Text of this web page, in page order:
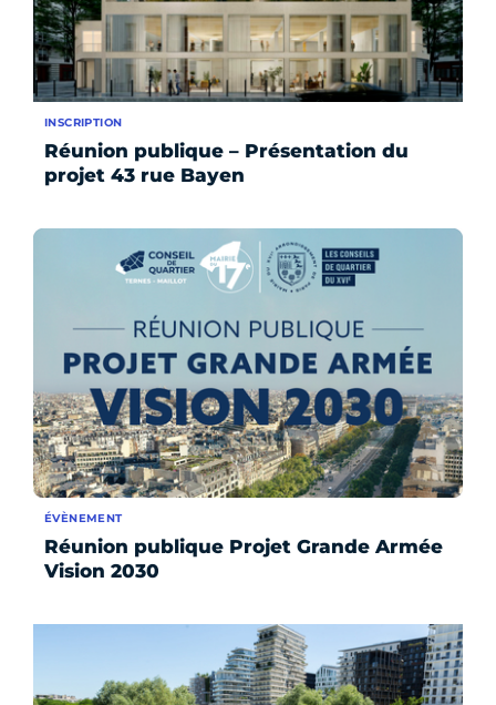
Réunion publique – Présentation du
projet 43 rue Bayen
INSCRIPTION
Réunion publique Projet Grande Armée
Vision 2030
ÉVÈNEMENT